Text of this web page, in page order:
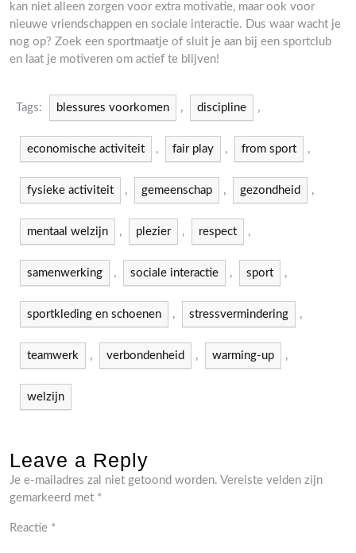
kan niet alleen zorgen voor extra motivatie, maar ook voor
nieuwe vriendschappen en sociale interactie. Dus waar wacht je
nog op? Zoek een sportmaatje of sluit je aan bij een sportclub
en laat je motiveren om actief te blijven!
Tags: blessures voorkomen , discipline ,
economische activiteit , fair play , from sport ,
fysieke activiteit , gemeenschap , gezondheid ,
mentaal welzijn , plezier , respect ,
samenwerking , sociale interactie , sport ,
sportkleding en schoenen , stressvermindering ,
teamwerk , verbondenheid , warming-up ,
welzijn
Leave a Reply
Je e-mailadres zal niet getoond worden. Vereiste velden zijn
gemarkeerd met *
Reactie *